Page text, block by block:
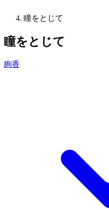
瞳をとじて
瞳をとじて
絢香